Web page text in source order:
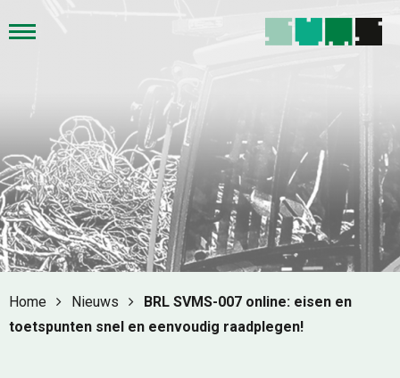
Home Nieuws
BRL SVMS-007 online: eisen en
toetspunten snel en eenvoudig raadplegen!